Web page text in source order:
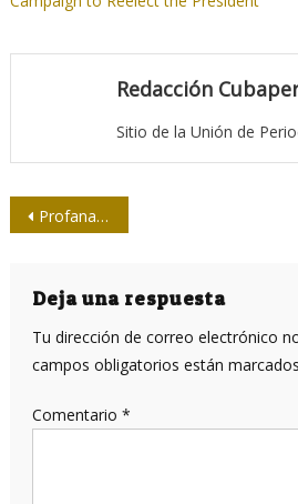
Redacción
Sitio de la Unión de
Navegación
entradas
Profanación y desagravio a José Martí
Deja una respuesta
Tu dirección de correo electrónico
campos obligatorios están
Comentario *